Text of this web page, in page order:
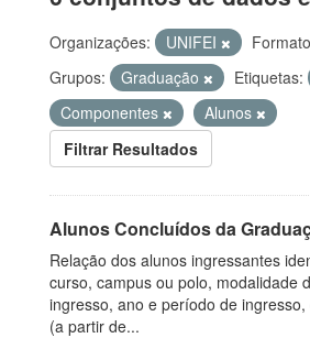
Organizações: UNIFEI
Grupos:
Graduação Etiquetas:
Componentes
Alunos
Filtrar Resultados
Alunos Concluídos da
Relação dos alunos ingressantes
curso, campus ou polo, modalidade
ingresso, ano e período de
(a partir de...